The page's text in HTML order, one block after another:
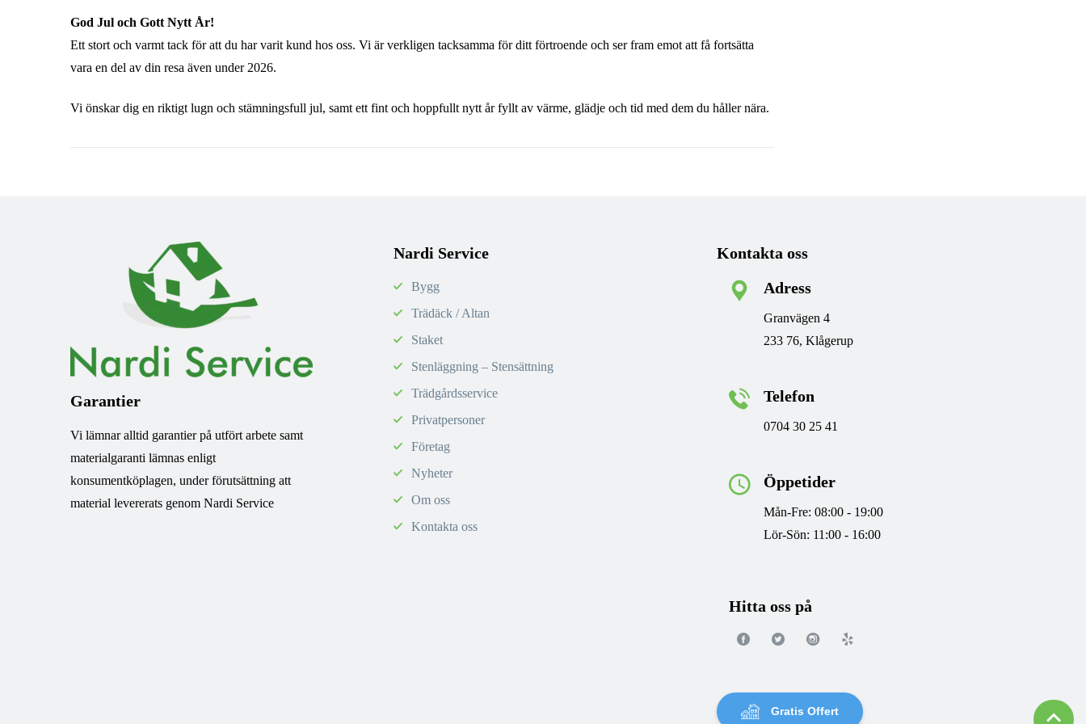
God Jul och Gott Nytt År!
Ett stort och varmt tack för att du har varit kund hos oss. Vi är verkligen tacksamma för ditt förtroende och ser fram emot att få fortsätta
vara en del av din resa även under 2026.
Vi önskar dig en riktigt lugn och stämningsfull jul, samt ett fint och hoppfullt nytt år fyllt av värme, glädje och tid med dem du håller nära.
Garantier
Vi lämnar alltid garantier på utfört arbete samt
materialgaranti lämnas enligt
konsumentköplagen, under förutsättning att
material levererats genom Nardi Service
Nardi Service
Bygg
Trädäck / Altan
Staket
Stenläggning – Stensättning
Trädgårdsservice
Privatpersoner
Företag
Nyheter
Om oss
Kontakta oss
Kontakta oss
Adress
Granvägen 4
233 76, Klågerup
Telefon
0704 30 25 41
Öppetider
Mån-Fre: 08:00 - 19:00
Lör-Sön: 11:00 - 16:00
Hitta oss på
Gratis Offert